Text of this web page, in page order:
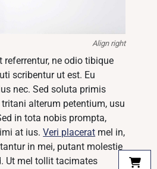
Align right
referrentur, ne odio tibique
scribentur ut est. Eu
nec. Sed soluta primis
alterum petentium, usu
in tota nobis prompta,
at ius.Veri placerat mel in,
in mei, putant molestie
Ut mel tollit tacimates